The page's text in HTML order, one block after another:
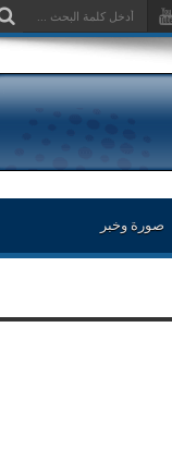
صورة وخبر